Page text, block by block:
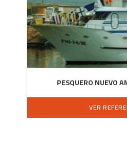
PESQUERO NUEVO
VER